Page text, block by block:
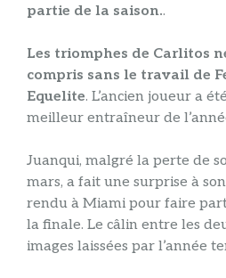
partie de la saison..
Les triomphes de Carlitos
compris sans le travail de
Equelite. L’ancien joueur a
meilleur entraîneur de
Juanqui, malgré la perte de
mars, a fait une surprise à
rendu à Miami pour faire
la finale. Le câlin entre les
images laissées par l’année